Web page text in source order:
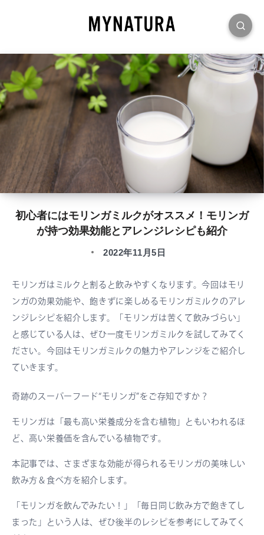
初心者にはモリンガミルクがオススメ！モリンガ
が持つ効果効能とアレンジレシピも紹介
2022年11月5日
モリンガはミルクと割ると飲みやすくなります。今回はモリ
ンガの効果効能や、飽きずに楽しめるモリンガミルクのアレ
ンジレシピを紹介します。「モリンガは苦くて飲みづらい」
と感じている人は、ぜひ一度モリンガミルクを試してみてく
ださい。今回はモリンガミルクの魅力やアレンジをご紹介し
ていきます。
奇跡のスーパーフード“モリンガ”をご存知ですか？
モリンガは「最も高い栄養成分を含む植物」ともいわれるほ
ど、高い栄養価を含んでいる植物です。
本記事では、さまざまな効能が得られるモリンガの美味しい
飲み方＆食べ方を紹介します。
「モリンガを飲んでみたい！」「毎日同じ飲み方で飽きてし
まった」という人は、ぜひ後半のレシピを参考にしてみてく